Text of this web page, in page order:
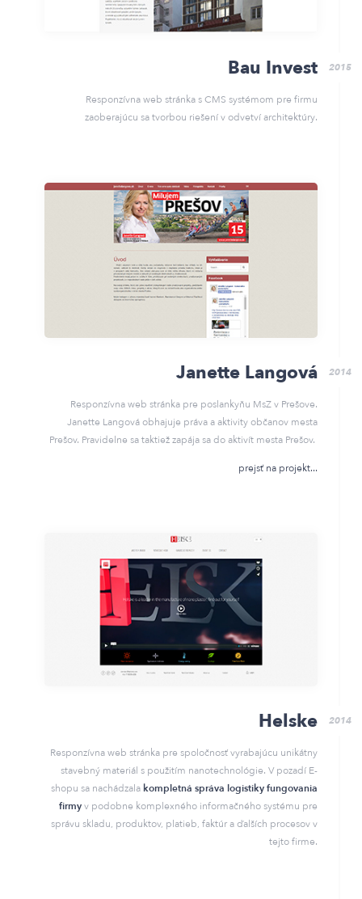
2015
Bau Invest
Responzívna web stránka s CMS systémom pre firmu
zaoberajúcu sa tvorbou riešení v odvetví architektúry.
2014
Janette Langová
Responzívna web stránka pre poslankyňu MsZ v Prešove.
Janette Langová obhajuje práva a aktivity občanov mesta
Prešov. Pravidelne sa taktiež zapája sa do aktivít mesta Prešov.
prejsť na projekt
2014
Helske
Responzívna web stránka pre spoločnosť vyrabajúcu unikátny
stavebný materiál s použitím nanotechnológie. V pozadí E-
shopu sa nachádzala kompletná správa logistiky fungovania
firmyv podobne komplexného informačného systému pre
správu skladu, produktov, platieb, faktúr a ďalších procesov v
tejto firme.